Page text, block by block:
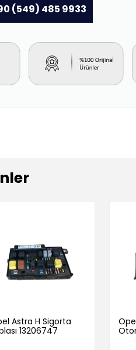
(549) 485 9933
Astra H Sigorta
13206747